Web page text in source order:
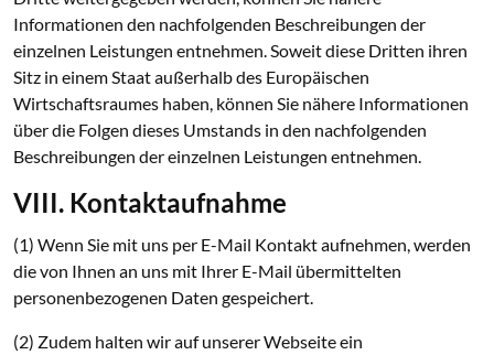
Informationen den nachfolgenden Beschreibungen der
einzelnen Leistungen entnehmen. Soweit diese Dritten ihren
Sitz in einem Staat außerhalb des Europäischen
Wirtschaftsraumes haben, können Sie nähere Informationen
über die Folgen dieses Umstands in den nachfolgenden
Beschreibungen der einzelnen Leistungen entnehmen.
VIII. Kontaktaufnahme
(1) Wenn Sie mit uns per E-Mail Kontakt aufnehmen, werden
die von Ihnen an uns mit Ihrer E-Mail übermittelten
personenbezogenen Daten gespeichert.
(2) Zudem halten wir auf unserer Webseite ein